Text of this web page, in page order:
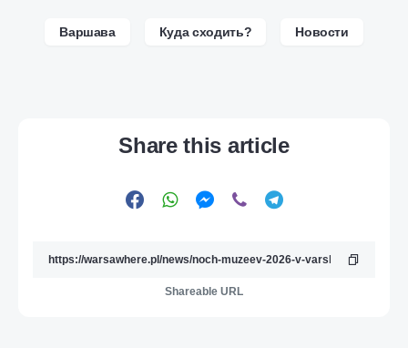
Варшава Куда сходить? Новости
Share this article
Shareable URL